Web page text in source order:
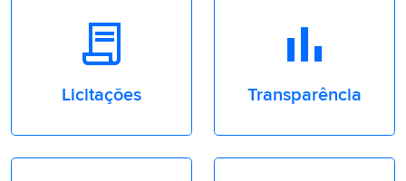
contract
Licitações
Bar_Chart
Transparência